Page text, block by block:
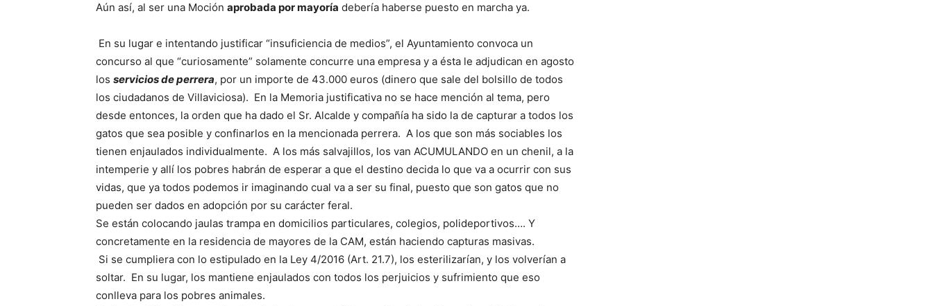
Aún así, al ser una Moción aprobada por mayoría debería haberse puesto en marcha ya.
En su lugar e intentando justificar “insuficiencia de medios”, el Ayuntamiento convoca un
concurso al que “curiosamente” solamente concurre una empresa y a ésta le adjudican en agosto
los servicios de perrera, por un importe de 43.000 euros (dinero que sale del bolsillo de todos
los ciudadanos de Villaviciosa). En la Memoria justificativa no se hace mención al tema, pero
desde entonces, la orden que ha dado el Sr. Alcalde y compañía ha sido la de capturar a todos los
gatos que sea posible y confinarlos en la mencionada perrera. A los que son más sociables los
tienen enjaulados individualmente. A los más salvajillos, los van ACUMULANDO en un chenil, a la
intemperie y allí los pobres habrán de esperar a que el destino decida lo que va a ocurrir con sus
vidas, que ya todos podemos ir imaginando cual va a ser su final, puesto que son gatos que no
pueden ser dados en adopción por su carácter feral.
Se están colocando jaulas trampa en domicilios particulares, colegios, polideportivos…. Y
concretamente en la residencia de mayores de la CAM, están haciendo capturas masivas.
Si se cumpliera con lo estipulado en la Ley 4/2016 (Art. 21.7), los esterilizarían, y los volverían a
soltar. En su lugar, los mantiene enjaulados con todos los perjuicios y sufrimiento que eso
conlleva para los pobres animales.